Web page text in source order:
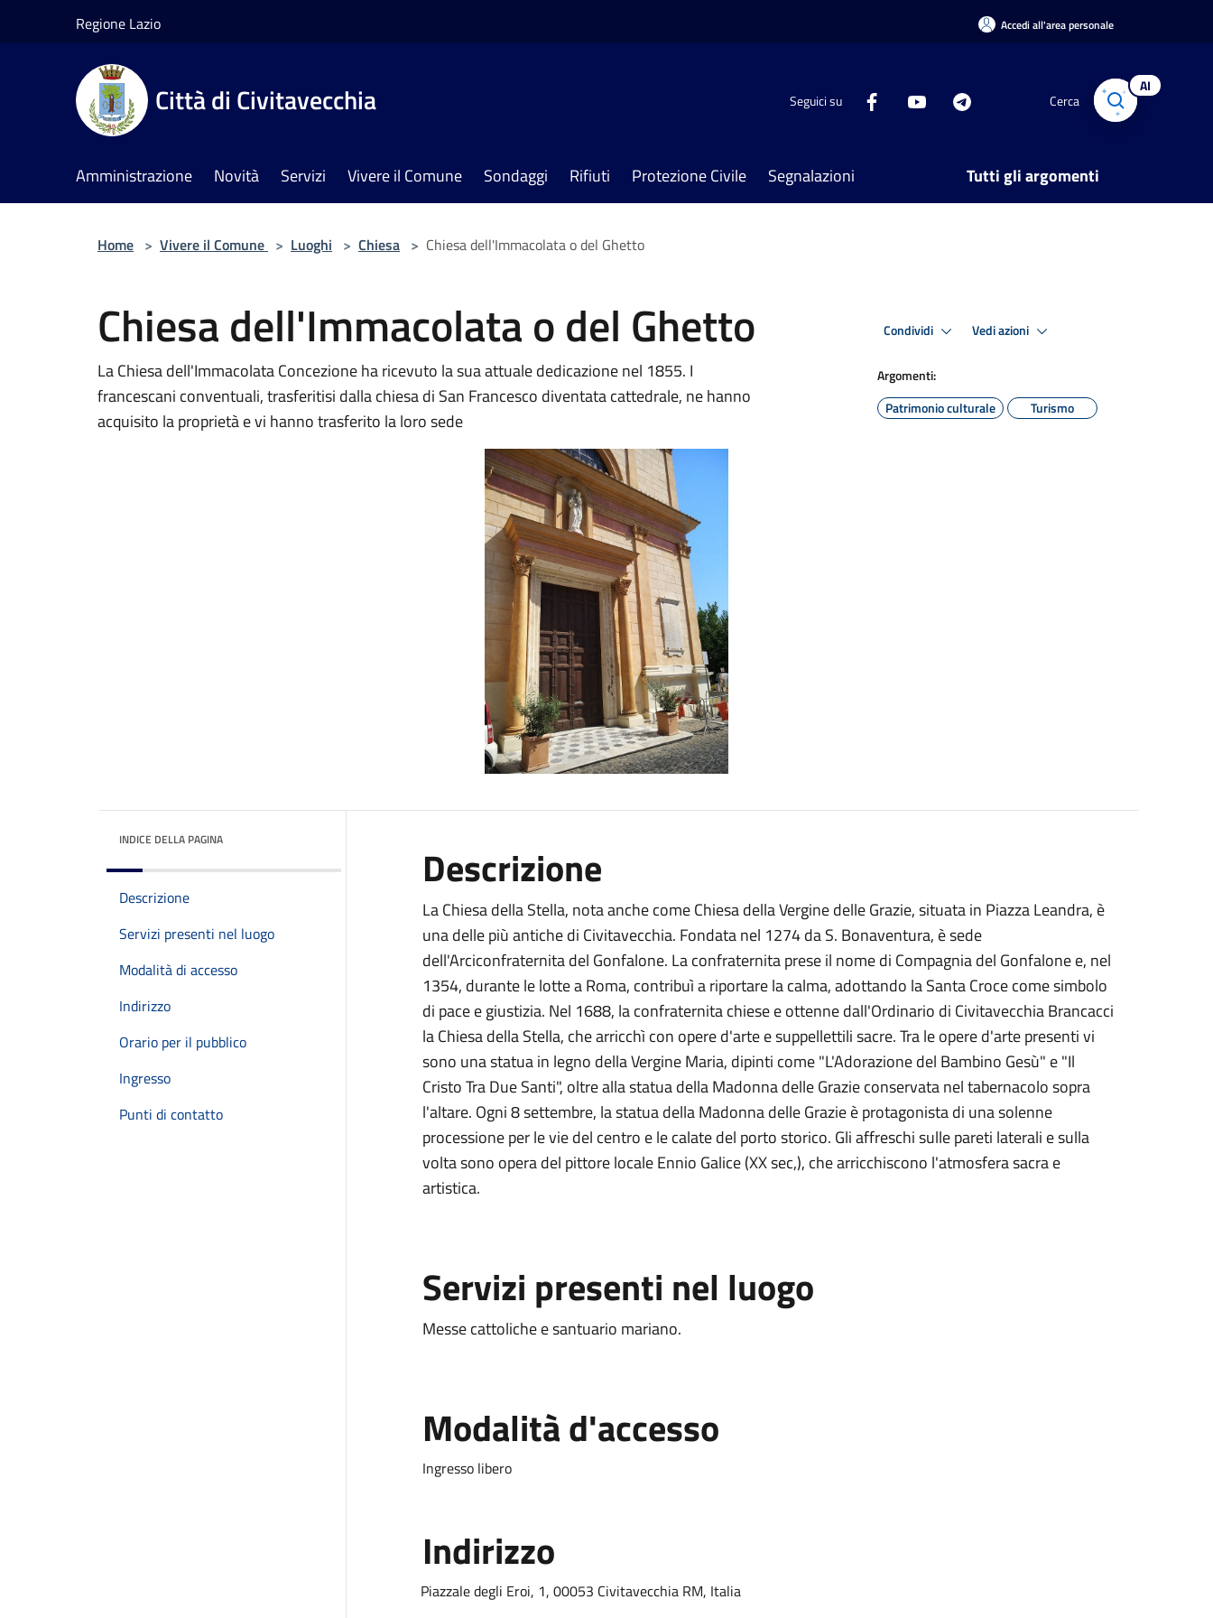
Regione Lazio Accedi all'area personale
Città di Civitavecchia Seguici su Cerca
AI
Amministrazione Novità Servizi Vivere il Comune Sondaggi Rifiuti Protezione Civile Segnalazioni Tutti gli argomenti
Home > Vivere il Comune > Luoghi > Chiesa > Chiesa dell'Immacolata o del Ghetto
Chiesa dell'Immacolata o del Ghetto
La Chiesa dell'Immacolata Concezione ha ricevuto la sua attuale dedicazione nel 1855. I
francescani conventuali, trasferitisi dalla chiesa di San Francesco diventata cattedrale, ne hanno
acquisito la proprietà e vi hanno trasferito la loro sede
Condividi Vedi azioni
Argomenti:
Patrimonio culturale
Turismo
INDICE DELLA PAGINA
Descrizione
Servizi presenti nel luogo
Modalità di accesso
Indirizzo
Orario per il pubblico
Ingresso
Punti di contatto
Descrizione
La Chiesa della Stella, nota anche come Chiesa della Vergine delle Grazie, situata in Piazza Leandra, è
una delle più antiche di Civitavecchia. Fondata nel 1274 da S. Bonaventura, è sede
dell'Arciconfraternita del Gonfalone. La confraternita prese il nome di Compagnia del Gonfalone e, nel
1354, durante le lotte a Roma, contribuì a riportare la calma, adottando la Santa Croce come simbolo
di pace e giustizia. Nel 1688, la confraternita chiese e ottenne dall'Ordinario di Civitavecchia Brancacci
la Chiesa della Stella, che arricchì con opere d'arte e suppellettili sacre. Tra le opere d'arte presenti vi
sono una statua in legno della Vergine Maria, dipinti come "L'Adorazione del Bambino Gesù" e "Il
Cristo Tra Due Santi", oltre alla statua della Madonna delle Grazie conservata nel tabernacolo sopra
l'altare. Ogni 8 settembre, la statua della Madonna delle Grazie è protagonista di una solenne
processione per le vie del centro e le calate del porto storico. Gli affreschi sulle pareti laterali e sulla
volta sono opera del pittore locale Ennio Galice (XX sec,), che arricchiscono l'atmosfera sacra e
artistica.
Servizi presenti nel luogo
Messe cattoliche e santuario mariano.
Modalità d'accesso
Ingresso libero
Indirizzo
Piazzale degli Eroi, 1, 00053 Civitavecchia RM, Italia